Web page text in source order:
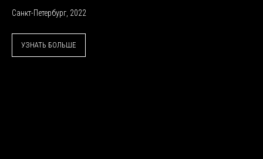
Санкт-Петербург, 2022
УЗНАТЬ БОЛЬШЕ